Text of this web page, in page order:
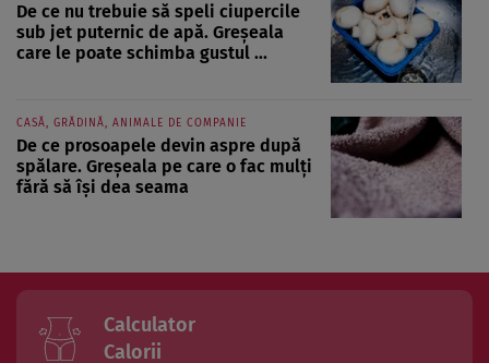
De ce nu trebuie să speli ciupercile
sub jet puternic de apă. Greșeala
care le poate schimba gustul ...
CASĂ, GRĂDINĂ, ANIMALE DE COMPANIE
De ce prosoapele devin aspre după
spălare. Greșeala pe care o fac mulți
fără să își dea seama
Calculator
Calorii